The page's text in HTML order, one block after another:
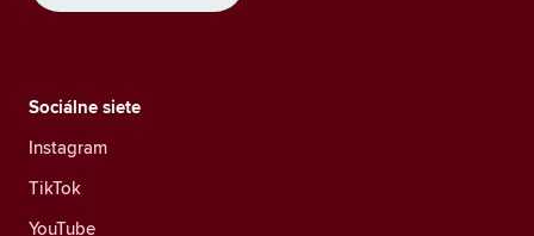
Sociálne siete
Instagram
TikTok
YouTube